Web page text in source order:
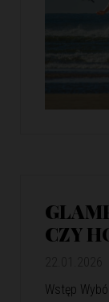
CZY
Wstęp